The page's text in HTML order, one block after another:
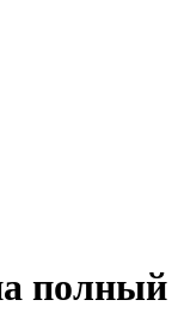
полный